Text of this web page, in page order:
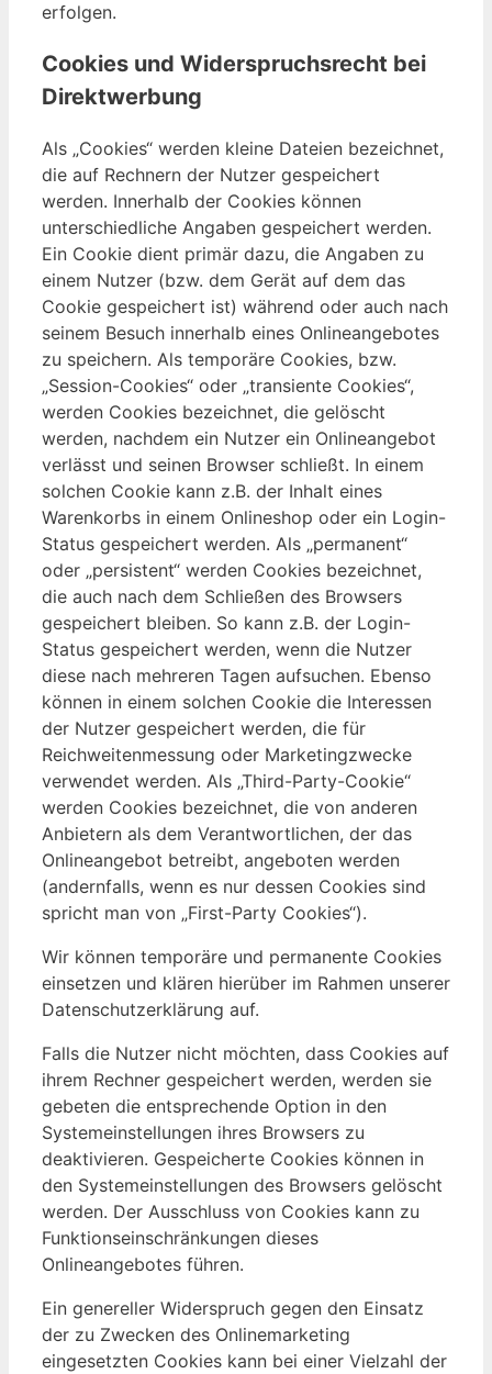
erfolgen.
Cookies und Widerspruchsrecht bei
Direktwerbung
Als „Cookies“ werden kleine Dateien bezeichnet,
die auf Rechnern der Nutzer gespeichert
werden. Innerhalb der Cookies können
unterschiedliche Angaben gespeichert werden.
Ein Cookie dient primär dazu, die Angaben zu
einem Nutzer (bzw. dem Gerät auf dem das
Cookie gespeichert ist) während oder auch nach
seinem Besuch innerhalb eines Onlineangebotes
zu speichern. Als temporäre Cookies, bzw.
„Session-Cookies“ oder „transiente Cookies“,
werden Cookies bezeichnet, die gelöscht
werden, nachdem ein Nutzer ein Onlineangebot
verlässt und seinen Browser schließt. In einem
solchen Cookie kann z.B. der Inhalt eines
Warenkorbs in einem Onlineshop oder ein Login-
Status gespeichert werden. Als „permanent“
oder „persistent“ werden Cookies bezeichnet,
die auch nach dem Schließen des Browsers
gespeichert bleiben. So kann z.B. der Login-
Status gespeichert werden, wenn die Nutzer
diese nach mehreren Tagen aufsuchen. Ebenso
können in einem solchen Cookie die Interessen
der Nutzer gespeichert werden, die für
Reichweitenmessung oder Marketingzwecke
verwendet werden. Als „Third-Party-Cookie“
werden Cookies bezeichnet, die von anderen
Anbietern als dem Verantwortlichen, der das
Onlineangebot betreibt, angeboten werden
(andernfalls, wenn es nur dessen Cookies sind
spricht man von „First-Party Cookies“).
Wir können temporäre und permanente Cookies
einsetzen und klären hierüber im Rahmen unserer
Datenschutzerklärung auf.
Falls die Nutzer nicht möchten, dass Cookies auf
ihrem Rechner gespeichert werden, werden sie
gebeten die entsprechende Option in den
Systemeinstellungen ihres Browsers zu
deaktivieren. Gespeicherte Cookies können in
den Systemeinstellungen des Browsers gelöscht
werden. Der Ausschluss von Cookies kann zu
Funktionseinschränkungen dieses
Onlineangebotes führen.
Ein genereller Widerspruch gegen den Einsatz
der zu Zwecken des Onlinemarketing
eingesetzten Cookies kann bei einer Vielzahl der